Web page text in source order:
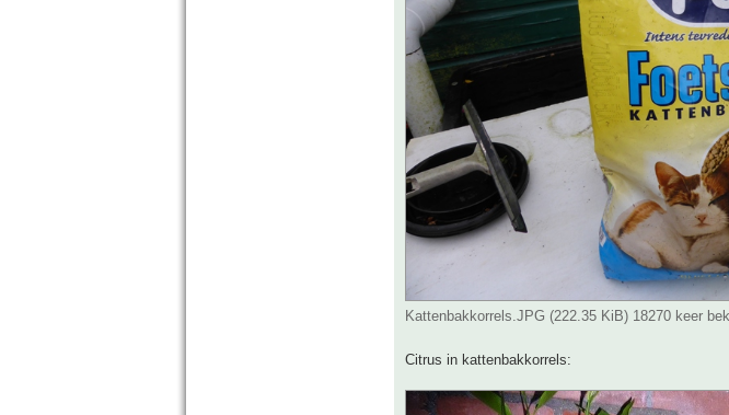
Kattenbakkorrels.JPG (222.35 KiB) 18270 keer
Citrus in kattenbakkorrels: